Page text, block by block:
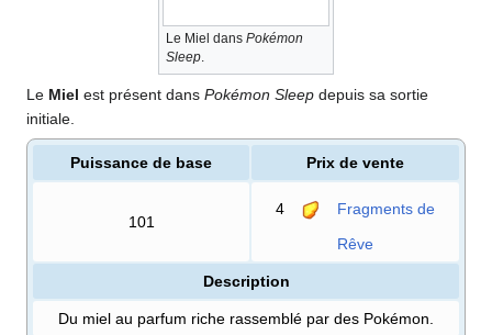
Le Miel dans Pokémon
Sleep
Le Miel est présent dans Pokémon Sleep depuis sa sortie
initiale.
Puissance de base Prix de vente
101
4 Fragments de
Rêve
Description
Du miel au parfum riche rassemblé par des Pokémon.